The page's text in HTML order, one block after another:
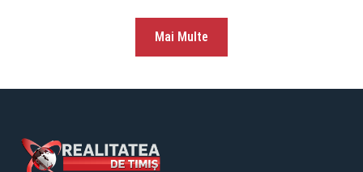
Mai Multe